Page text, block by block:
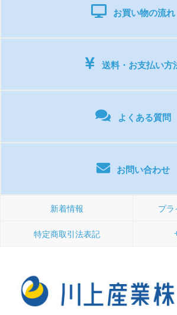
お買い物の流れ
送料・お支払い方
よくある質問
お問い合わせ
新着情報 プ
特定商取引法表記